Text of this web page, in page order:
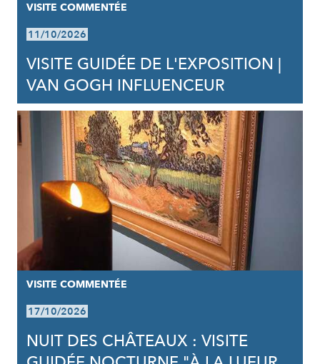
VISITE COMMENTÉE
11/10/2026
VISITE GUIDÉE DE L'EXPOSITION |
VAN GOGH INFLUENCEUR
VISITE COMMENTÉE
17/10/2026
NUIT DES CHÂTEAUX : VISITE